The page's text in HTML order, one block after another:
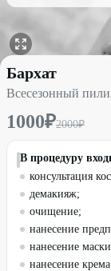
Всесезонный
Бархат
Всесезонный
1000₽2000₽
В процедуру
консультация
демакияж;
очищение;
нанесение
нанесение
нанесение